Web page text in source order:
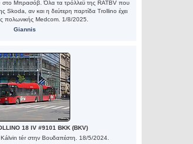
Μπρασόβ. Όλα τα τρόλλεϋ της RATBV που
Skoda, αν και η δεύτερη παρτίδα Trollino έχει
πολωνικής Medcom. 1/8/2025.
Giannis
18 IV #9101 BKK (BKV)
tér στην Βουδαπέστη. 18/5/2024.